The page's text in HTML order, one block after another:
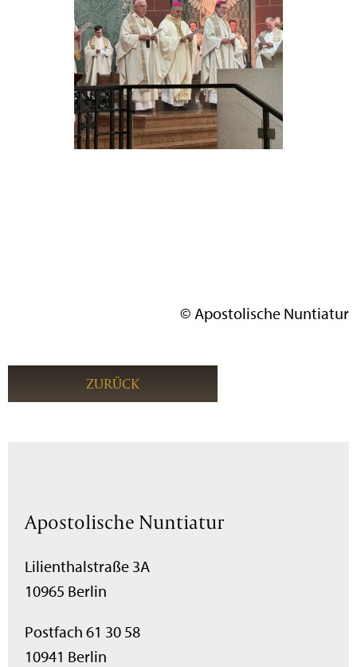
© Apostolische Nuntiatur
ZURÜCK
Apostolische Nuntiatur
Lilienthalstraße 3A
10965 Berlin
Postfach 61 30 58
10941 Berlin